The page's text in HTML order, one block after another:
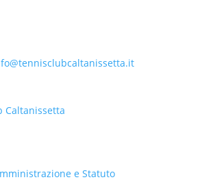
e Statuto